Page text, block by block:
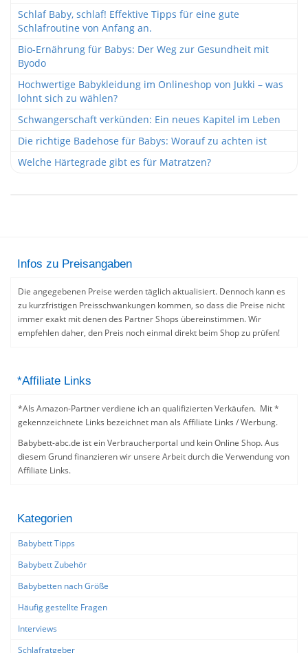
Schlaf Baby, schlaf! Effektive Tipps für eine gute
Schlafroutine von Anfang an.
Bio-Ernährung für Babys: Der Weg zur Gesundheit mit
Byodo
Hochwertige Babykleidung im Onlineshop von Jukki – was
lohnt sich zu wählen?
Schwangerschaft verkünden: Ein neues Kapitel im Leben
Die richtige Badehose für Babys: Worauf zu achten ist
Welche Härtegrade gibt es für Matratzen?
Infos zu Preisangaben
Die angegebenen Preise werden täglich aktualisiert. Dennoch kann es
zu kurzfristigen Preisschwankungen kommen, so dass die Preise nicht
immer exakt mit denen des Partner Shops übereinstimmen. Wir
empfehlen daher, den Preis noch einmal direkt beim Shop zu prüfen!
*Affiliate Links
*Als Amazon-Partner verdiene ich an qualifizierten Verkäufen. Mit *
gekennzeichnete Links bezeichnet man als Affiliate Links / Werbung.
Babybett-abc.de ist ein Verbraucherportal und kein Online Shop. Aus
diesem Grund finanzieren wir unsere Arbeit durch die Verwendung von
Affiliate Links.
Kategorien
Babybett Tipps
Babybett Zubehör
Babybetten nach Größe
Häufig gestellte Fragen
Interviews
Schlafratgeber